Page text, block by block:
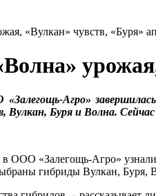
«Вулкан» чувств, «Буря»
Агро»
Вулкан, Буря и Волна.
ООО «Залегощь-Агро» узнали
гибриды Вулкан, Буря,